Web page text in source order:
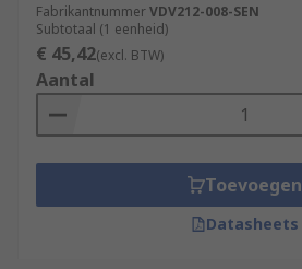
FabrikantnummerVDV212-008-SEN
Subtotaal (1 eenheid)
€ 45,42(excl. BTW)
Aantal
Toevoegen
Datasheets